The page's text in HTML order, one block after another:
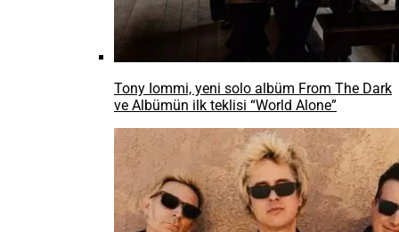
Tony Iommi, yeni solo albüm From The Dark
ve Albümün ilk teklisi “World Alone”